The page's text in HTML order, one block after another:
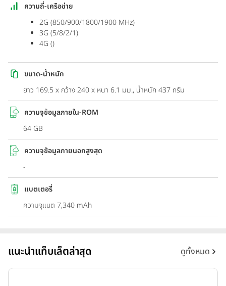
ความถี่-เครือข่าย
2G (850/900/1800/1900 MHz)
3G (5/8/2/1)
4G ()
ขนาด-น้ำหนัก
ยาว 169.5 x กว้าง 240 x หนา 6.1 มม., น้ำหนัก 437 กรัม
ความจุข้อมูลภายใน-ROM
64 GB
ความจุข้อมูลภายนอกสูงสุด
-
แบตเตอรี่
ความจุแบต 7,340 mAh
แนะนำแท็บเล็ตล่าสุด ดูทั้งหมด